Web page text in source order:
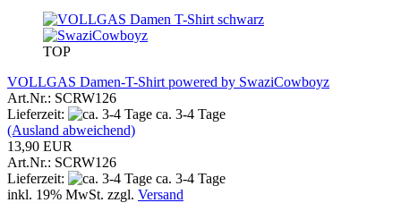
TOP
VOLLGAS Damen-T-Shirt powered by SwaziCowboyz
Art.Nr.: SCRW126
Lieferzeit:
ca. 3-4 Tage
(Ausland abweichend)
13,90 EUR
Art.Nr.: SCRW126
Lieferzeit:
ca. 3-4 Tage
inkl. 19% MwSt. zzgl. Versand